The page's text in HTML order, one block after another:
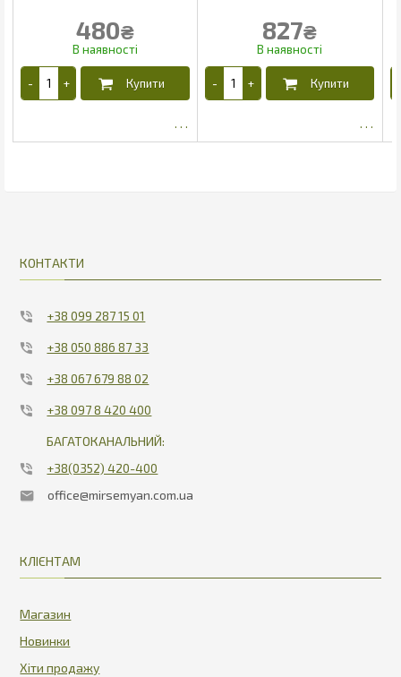
480₴ 827₴
КОНТАКТИ
+38 099 287 15 01
+38 050 886 87 33
+38 067 679 88 02
+38 097 8 420 400
БАГАТОКАНАЛЬНИЙ:
+38(0352) 420-400
office@mirsemyan.com.ua
КЛІЄНТАМ
Магазин
Новинки
Хіти продажу